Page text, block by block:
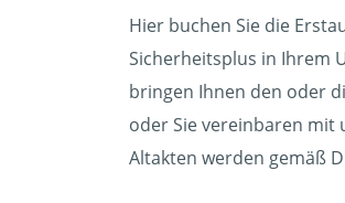
Hier buchen Sie die
Sicherheitsplus in Ihrem
bringen Ihnen den oder
oder Sie vereinbaren mit
Altakten werden gemäß